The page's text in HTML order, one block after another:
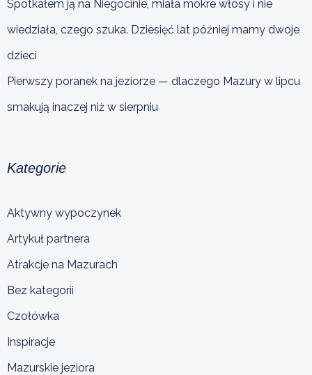
Spotkałem ją na Niegocinie, miała mokre włosy i nie
wiedziała, czego szuka. Dziesięć lat później mamy dwoje
dzieci
Pierwszy poranek na jeziorze — dlaczego Mazury w lipcu
smakują inaczej niż w sierpniu
Kategorie
Aktywny wypoczynek
Artykuł partnera
Atrakcje na Mazurach
Bez kategorii
Czołówka
Inspiracje
Mazurskie jeziora